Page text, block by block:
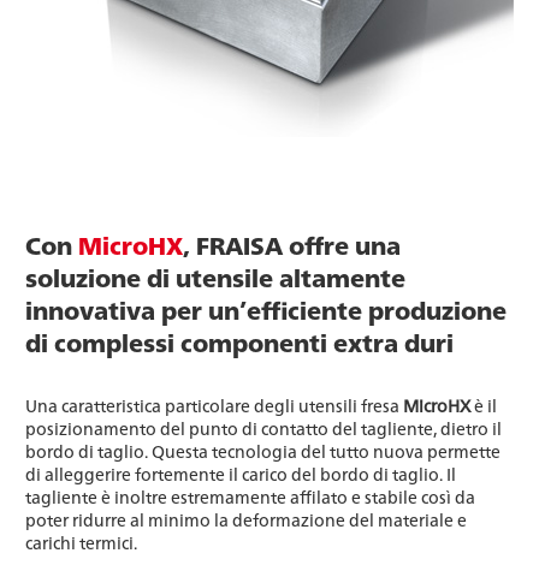
Con MicroHX, FRAISA offre una
soluzione di utensile altamente
innovativa per un’efficiente produzione
di complessi componenti extra duri
Una caratteristica particolare degli utensili fresa MicroHXè il
posizionamento del punto di contatto del tagliente, dietro il
bordo di taglio. Questa tecnologia del tutto nuova permette
di alleggerire fortemente il carico del bordo di taglio. Il
tagliente è inoltre estremamente affilato e stabile così da
poter ridurre al minimo la deformazione del materiale e
carichi termici.